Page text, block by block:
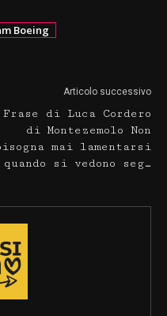
Boeing
Articolo successivo
Frase di Luca Cordero
di Montezemolo Non
mai lamentarsi
quando si vedono seg…